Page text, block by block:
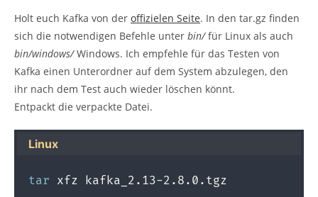
Holt euch Kafka von der offizielen Seite. In den tar.gz finden
sich die notwendigen Befehle unter bin/für Linux als auch
bin/windows/Windows. Ich empfehle für das Testen von
Kafka einen Unterordner auf dem System abzulegen, den
ihr nach dem Test auch wieder löschen könnt.
Entpackt die verpackte Datei.
Linux
tar xfz kafka_2.13-2.8.0.tgz